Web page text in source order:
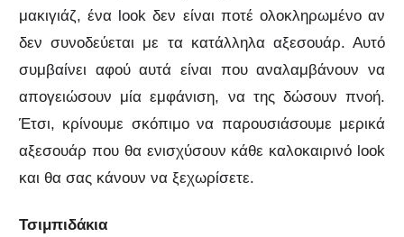
μακιγιάζ, ένα look δεν είναι ποτέ ολοκληρωμένο αν
δεν συνοδεύεται με τα κατάλληλα αξεσουάρ. Αυτό
συμβαίνει αφού αυτά είναι που αναλαμβάνουν να
απογειώσουν μία εμφάνιση, να της δώσουν πνοή.
Έτσι, κρίνουμε σκόπιμο να παρουσιάσουμε μερικά
αξεσουάρ που θα ενισχύσουν κάθε καλοκαιρινό look
και θα σας κάνουν να ξεχωρίσετε.
Τσιμπιδάκια